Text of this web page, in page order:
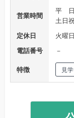
営業時間
平
土日
定休日
火曜日
電話番号
－
特徴 見